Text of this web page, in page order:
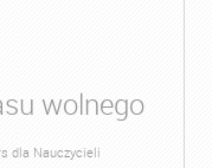
wolnego
dla Nauczycieli